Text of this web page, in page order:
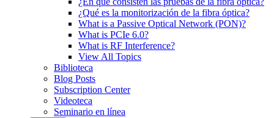
¿Qué es la monitorización de la fibra óptica?
What is a Passive Optical Network (PON)?
What is PCIe 6.0?
What is RF Interference?
View All Topics
Biblioteca
Blog Posts
Subscription Center
Videoteca
Seminario en línea